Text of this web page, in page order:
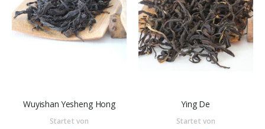
Wuyishan Yesheng Hong
Startet von
Ying De
Startet von